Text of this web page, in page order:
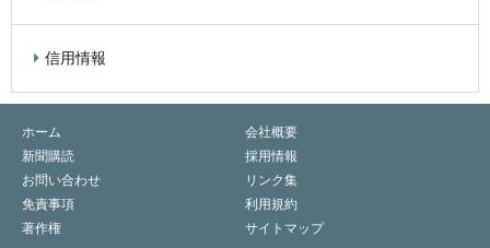
信用情報
ホーム
会社概要
新聞購読
採用情報
お問い合わせ
リンク集
免責事項
利用規約
著作権
サイトマップ